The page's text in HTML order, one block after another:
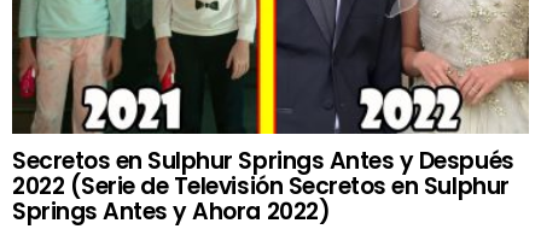
Secretos en Sulphur Springs Antes y Después
2022 (Serie de Televisión Secretos en Sulphur
Springs Antes y Ahora 2022)